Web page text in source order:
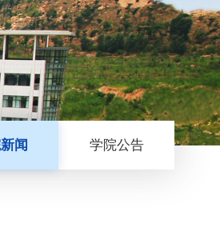
闻 学院公告